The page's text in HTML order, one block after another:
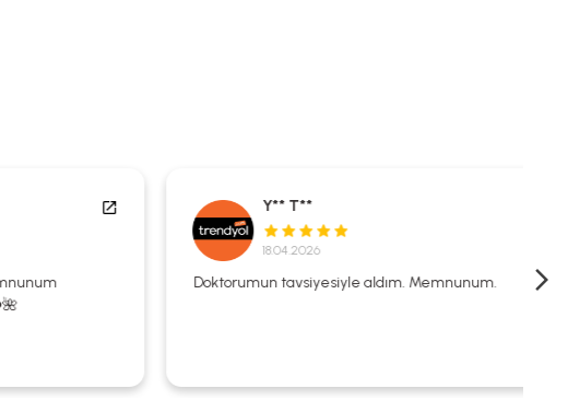
Y** T**
18.04.2026
Doktorumun tavsiyesiyle aldım. Memnunum.